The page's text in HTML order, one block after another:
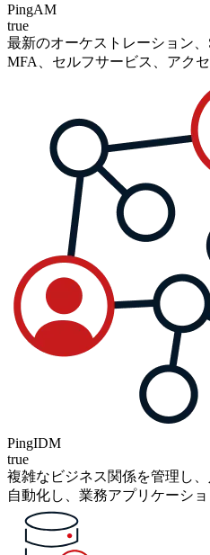
PingAM
true
最新のオーケストレーション
MFA、セルフサービス、アク
PingIDM
true
複雑なビジネス関係を管理し
自動化し、業務アプリケーショ